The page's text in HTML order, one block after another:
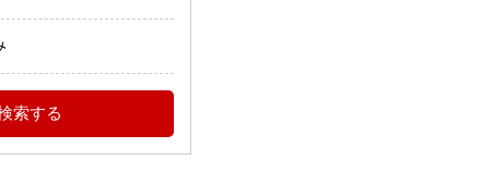
索する